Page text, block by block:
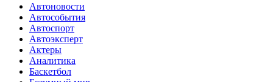
Автоновости
Автособытия
Автоспорт
Автоэксперт
Актеры
Аналитика
Баскетбол